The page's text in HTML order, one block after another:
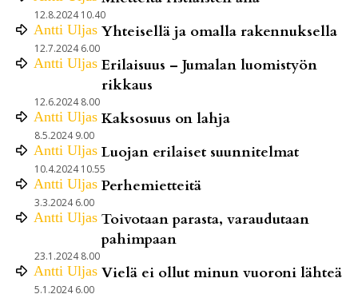
12.8.2024 10.40
Antti Uljas Yhteisellä ja omalla rakennuksella
12.7.2024 6.00
Antti Uljas Erilaisuus – Jumalan luomistyön
rikkaus
12.6.2024 8.00
Antti Uljas Kaksosuus on lahja
8.5.2024 9.00
Antti Uljas Luojan erilaiset suunnitelmat
10.4.2024 10.55
Antti Uljas Perhemietteitä
3.3.2024 6.00
Antti Uljas Toivotaan parasta, varaudutaan
pahimpaan
23.1.2024 8.00
Antti Uljas Vielä ei ollut minun vuoroni lähteä
5.1.2024 6.00